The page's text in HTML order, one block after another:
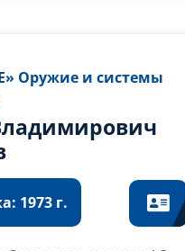
Оружие и системы
1973 г.